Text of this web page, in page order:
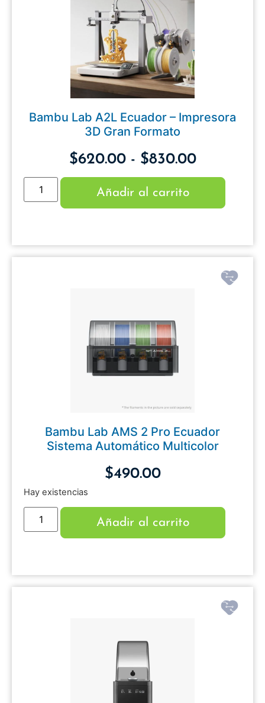
Bambu Lab A2L Ecuador – Impresora
3D Gran Formato
$620.00 - $830.00
Añadir al carrito
Bambu Lab AMS 2 Pro Ecuador
Sistema Automático Multicolor
$490.00
Hay existencias
Añadir al carrito